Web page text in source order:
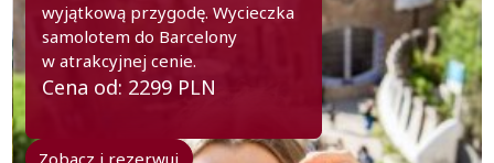
wyjątkową przygodę. Wycieczka
samolotem do Barcelony
w atrakcyjnej cenie.
Cena od: 2299 PLN
Zobacz i rezerwuj